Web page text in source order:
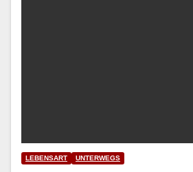
LEBENSART UNTERWEGS